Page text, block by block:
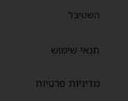
השטיבל
תנאי שימוש
מדיניות פרטיות